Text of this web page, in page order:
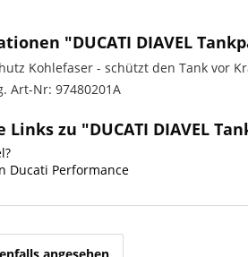
"DUCATI DIAVEL
Kohlefaser - schützt den Tank vor
Art-Nr: 97480201A
zu "DUCATI DIAVEL
Ducati Performance